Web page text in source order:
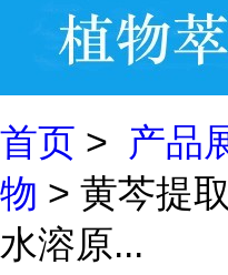
首页 > 产品
物 > 黄芩提
水溶原...